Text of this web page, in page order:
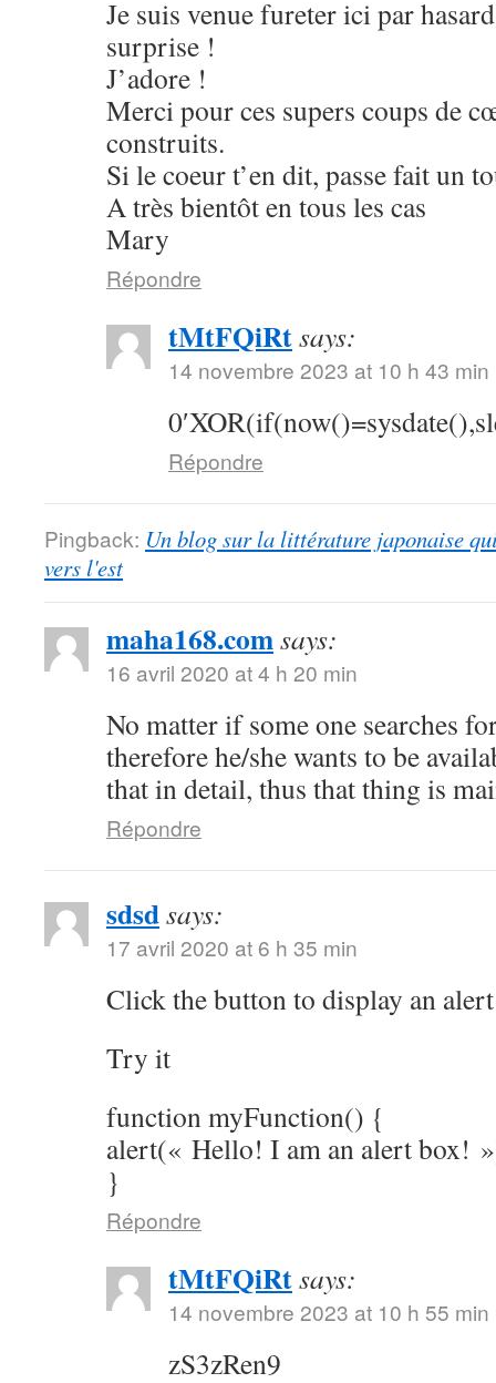
Je suis venue fureter ici par
surprise !
J’adore !
Merci pour ces supers coups de
construits.
Si le coeur t’en dit, passe fait un
A très bientôt en tous les cas
Mary
Répondre
tMtFQiRtsays:
14 novembre 2023 at 10 h 43 min
Répondre
Pingback: Un blog sur la littérature japonaise
vers l'est
maha168.comsays:
16 avril 2020 at 4 h 20 min
No matter if some one searches
therefore he/she wants to be
that in detail, thus that thing is
Répondre
sdsdsays:
17 avril 2020 at 6 h 35 min
Click the button to display an
Try it
function myFunction() {
alert(« Hello! I am an alert box!
}
Répondre
tMtFQiRtsays:
14 novembre 2023 at 10 h 55 min
zS3zRen9